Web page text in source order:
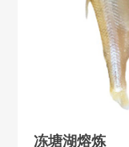
冻塘湖熔炼